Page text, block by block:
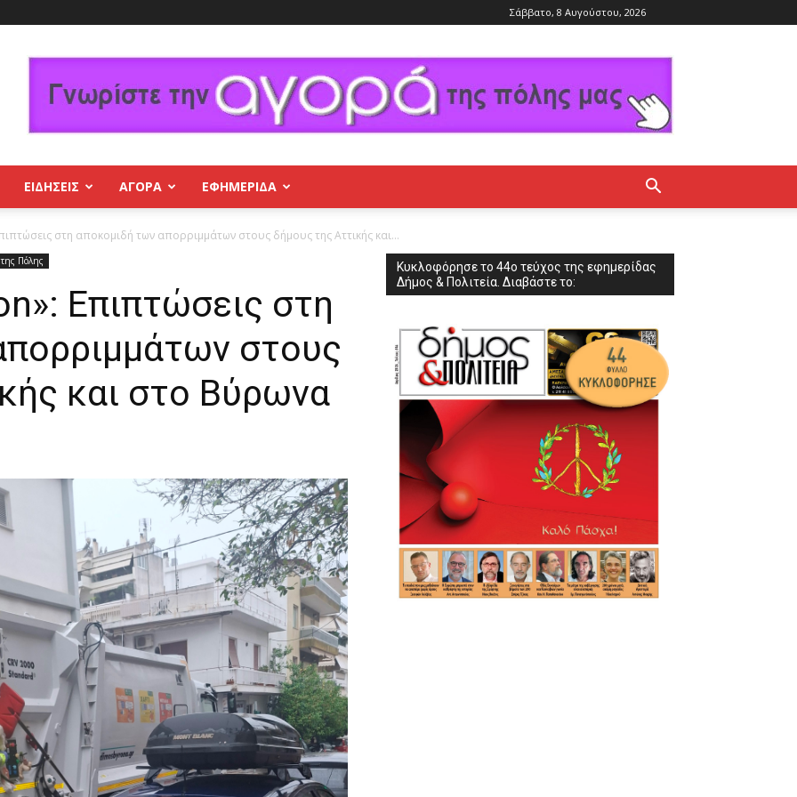
Σάββατο, 8 Αυγούστου, 2026
ΕΙΔΗΣΕΙΣ ΑΓΟΡΑ ΕΦΗΜΕΡΊΔΑ
στη αποκομιδή των απορριμμάτων στους δήμους της Αττικής και...
Πόλης
Επιπτώσεις στη
στους
και στο Βύρωνα
Κυκλοφόρησε το 44ο τεύχος της εφημερίδας
Δήμος & Πολιτεία. Διαβάστε το: